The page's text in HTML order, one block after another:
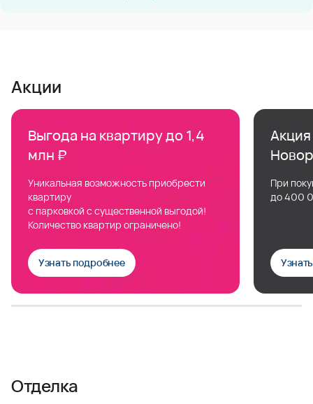
Акции
Выгода на квартиру до 1,4
млн ₽
Уникальная возможность приобрести
квартиру
с парковкой с существенной выгодой!
Количество квартир ограничено!
Узнать подробнее
При
до 400
Отделка